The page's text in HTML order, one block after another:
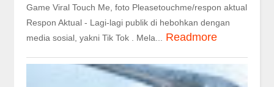
Game Viral Touch Me, foto Pleasetouchme/respon aktual
Respon Aktual - Lagi-lagi publik di hebohkan dengan
media sosial, yakni Tik Tok . Mela... Readmore